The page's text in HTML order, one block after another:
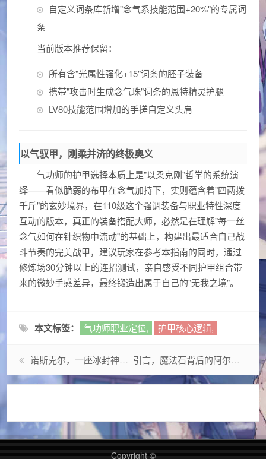
自定义词条库新增"念气系技能范围+20%"的专属词
条
当前版本推荐保留：
所有含"光属性强化+15"词条的胚子装备
携带"攻击时生成念气珠"词条的恩特精灵护腿
LV80技能范围增加的手搓自定义头肩
以气驭甲，刚柔并济的终极奥义
气功师的护甲选择本质上是"以柔克刚"哲学的系统演
绎——看似脆弱的布甲在念气加持下，实则蕴含着"四两拨
千斤"的玄妙境界，在110级这个强调装备与职业特性深度
互动的版本，真正的装备搭配大师，必然是在理解"每一丝
念气如何在针织物中流动"的基础上，构建出最适合自己战
斗节奏的完美战甲，建议玩家在参考本指南的同时，通过
修炼场30分钟以上的连招测试，亲自感受不同护甲组合带
来的微妙手感差异，最终锻造出属于自己的"无我之境"。
本文标签： 气功师职业定位, 护甲核心逻辑,
诺斯克尔，一座冰封神殿中的未来狂想曲 引言，魔法石背后的阿尔罗斯传说
Copyright ©